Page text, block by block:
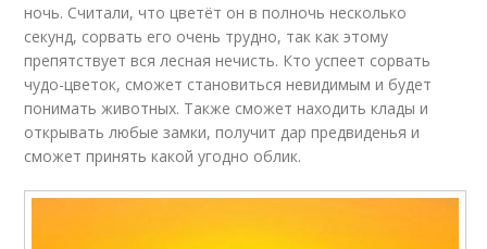
ночь. Считали, что цветёт он в полночь несколько
секунд, сорвать его очень трудно, так как этому
препятствует вся лесная нечисть. Кто успеет сорвать
чудо-цветок, сможет становиться невидимым и будет
понимать животных. Также сможет находить клады и
открывать любые замки, получит дар предвиденья и
сможет принять какой угодно облик.